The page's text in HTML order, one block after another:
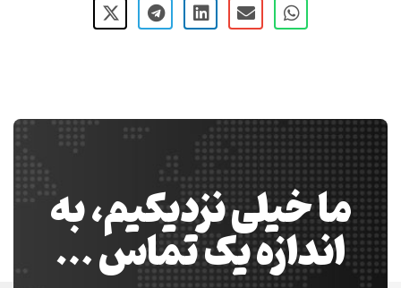
ما خیلی نزدیکیم، به
اندازه یک تماس …